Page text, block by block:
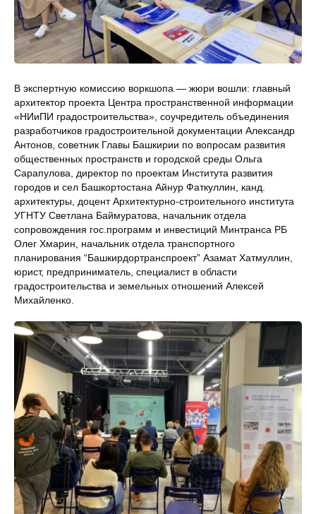
В экспертную комиссию воркшопа — жюри вошли: главный
архитектор проекта Центра пространственной информации
«НИиПИ градостроительства», соучредитель объединения
разработчиков градостроительной документации Александр
Антонов, советник Главы Башкирии по вопросам развития
общественных пространств и городской среды Ольга
Сарапулова, директор по проектам Института развития
городов и сел Башкортостана Айнур Фаткуллин, канд.
архитектуры, доцент Архитектурно-строительного института
УГНТУ Светлана Баймуратова, начальник отдела
сопровождения гос.программ и инвестиций Минтранса РБ
Олег Хмарин, начальник отдела транспортного
планирования “Башкирдортранспроект” Азамат Хатмуллин,
юрист, предприниматель, специалист в области
градостроительства и земельных отношений Алексей
Михайленко.